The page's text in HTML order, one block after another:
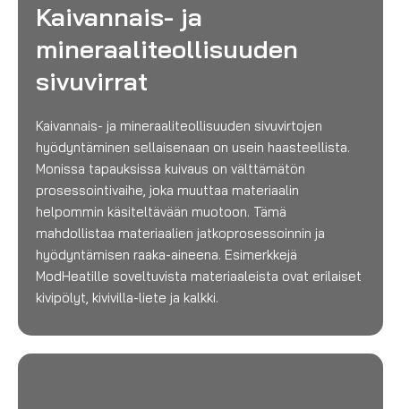
Kaivannais- ja
mineraaliteollisuuden
sivuvirrat
Kaivannais- ja mineraaliteollisuuden sivuvirtojen
hyödyntäminen sellaisenaan on usein haasteellista.
Monissa tapauksissa kuivaus on välttämätön
prosessointivaihe, joka muuttaa materiaalin
helpommin käsiteltävään muotoon. Tämä
mahdollistaa materiaalien jatkoprosessoinnin ja
hyödyntämisen raaka-aineena. Esimerkkejä
ModHeatille soveltuvista materiaaleista ovat erilaiset
kivipölyt, kivivilla-liete ja kalkki.